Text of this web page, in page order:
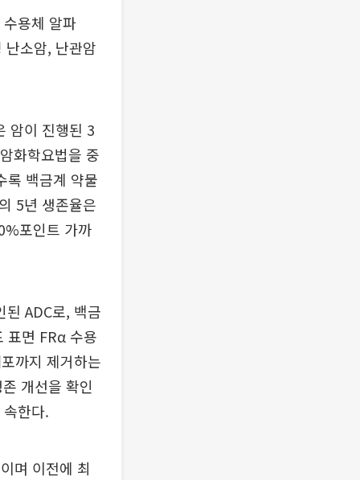
용체 알파
난소암, 난관암
암이 진행된 3
화학요법을 중
록 백금계 약물
5년 생존율은
포인트 가까
ADC로, 백금
표면 FRα 수용
까지 제거하는
개선을 확인
한다.
며 이전에 최